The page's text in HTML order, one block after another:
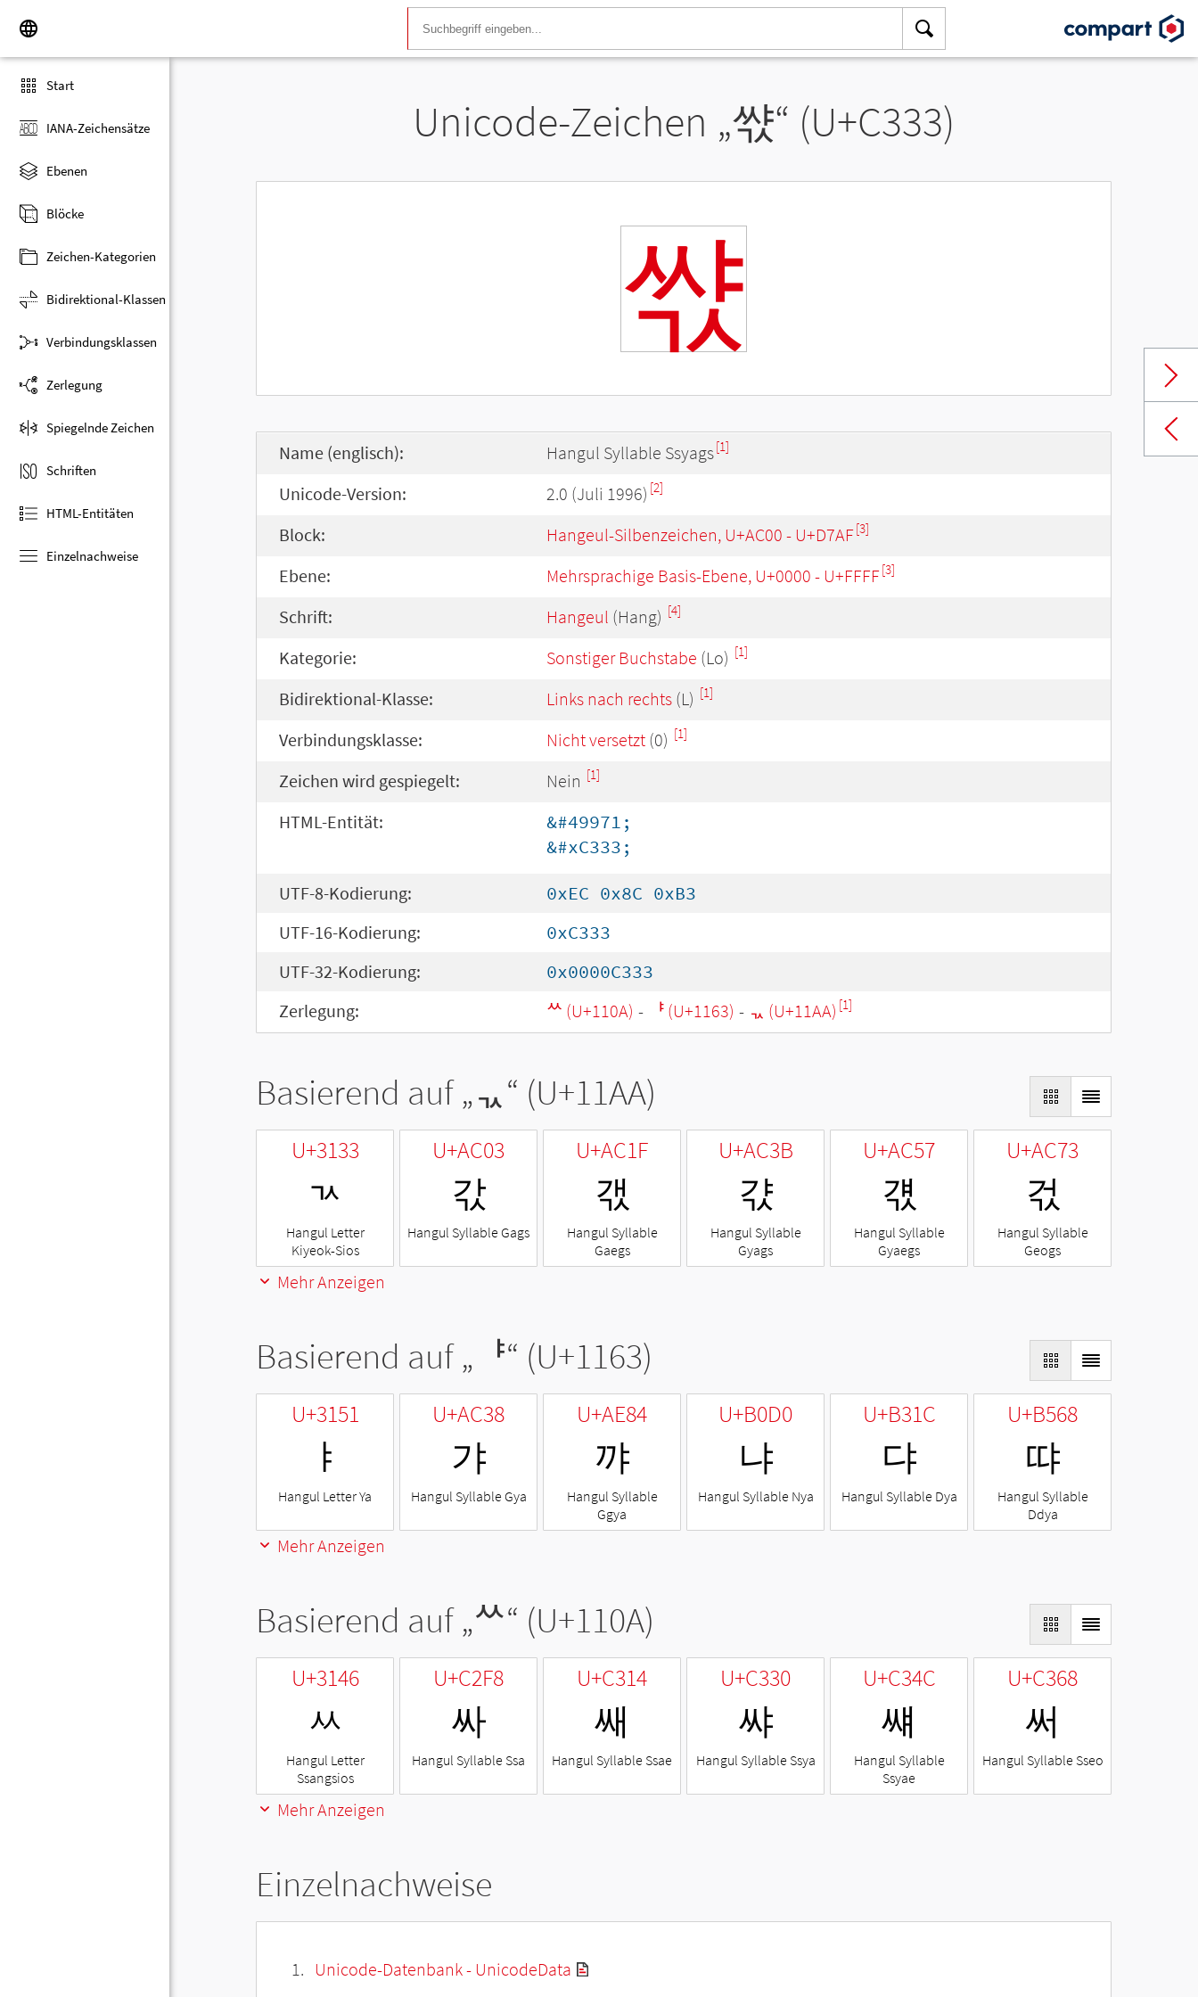
Start
IANA-Zeichensätze
Ebenen
Blöcke
Zeichen-Kategorien
Bidirektional-Klassen
Verbindungsklassen
Zerlegung
Spiegelnde Zeichen
Schriften
HTML-Entitäten
Einzelnachweise
Unicode-Zeichen „쌳“ (U+C333)
쌳
Name (englisch): Hangul Syllable Ssyags[1]
Unicode-Version: 2.0 (Juli 1996) [2]
Block: Hangeul-Silbenzeichen, U+AC00 - U+D7AF[3]
Ebene: Mehrsprachige Basis-Ebene, U+0000 - U+FFFF[3]
Schrift: Hangeul (Hang) [4]
Kategorie: Sonstiger Buchstabe (Lo) [1]
Bidirektional-Klasse: Links nach rechts (L) [1]
Verbindungsklasse: Nicht versetzt (0) [1]
Zeichen wird gespiegelt: Nein [1]
HTML-Entität:
&#49971;
&#xC333;
UTF-8-Kodierung:
0xEC 0x8C 0xB3
UTF-16-Kodierung:
0xC333
UTF-32-Kodierung:
0x0000C333
Zerlegung:
ᄊ (U+110A) - ᅣ (U+1163) - ᆪ (U+11AA) [1]
Basierend auf „ᆪ“ (U+11AA)
U+3133
ㄳ
Hangul Letter
Kiyeok-Sios
U+AC03
갃
Hangul Syllable Gags
U+AC1F
갟
Hangul Syllable
Gaegs
U+AC3B
갻
Hangul Syllable
Gyags
U+AC57
걗
Hangul Syllable
Gyaegs
U+AC73
걳
Hangul Syllable
Geogs
Mehr Anzeigen
Basierend auf „ ᅣ“ (U+1163)
U+3151
ㅑ
Hangul Letter Ya
U+AC38
갸
Hangul Syllable Gya
U+AE84
꺄
Hangul Syllable
Ggya
U+B0D0
냐
Hangul Syllable Nya
U+B31C
댜
Hangul Syllable Dya
U+B568
땨
Hangul Syllable
Ddya
Mehr Anzeigen
Basierend auf „ᄊ“ (U+110A)
U+3146
ㅆ
Hangul Letter
Ssangsios
U+C2F8
싸
Hangul Syllable Ssa
U+C314
쌔
Hangul Syllable Ssae
U+C330
쌰
Hangul Syllable Ssya
U+C34C
썌
Hangul Syllable
Ssyae
U+C368
써
Hangul Syllable Sseo
Mehr Anzeigen
Einzelnachweise
Unicode-Datenbank - UnicodeData